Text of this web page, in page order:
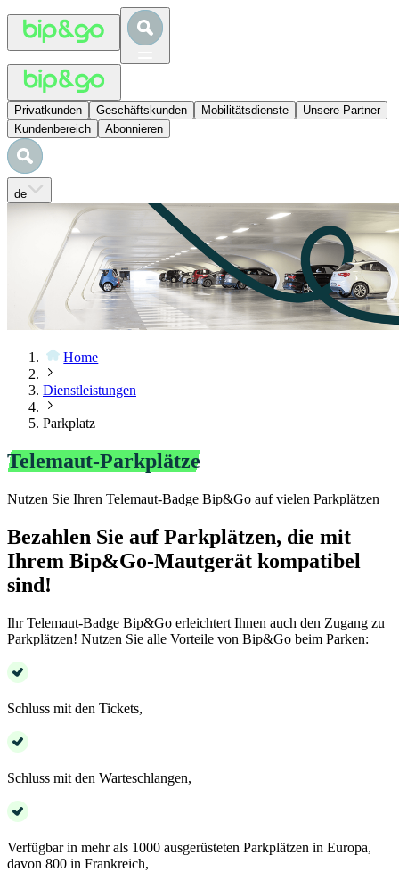
Privatkunden Geschäftskunden Mobilitätsdienste
Unsere Partner
Kundenbereich
Abonnieren
de
Home
Dienstleistungen
Parkplatz
Telemaut-Parkplätze
Nutzen Sie Ihren Telemaut-Badge Bip&Go auf vielen Parkplätzen
Bezahlen Sie auf Parkplätzen, die mit
Ihrem Bip&Go-Mautgerät kompatibel
sind!
Ihr Telemaut-Badge Bip&Go erleichtert Ihnen auch den Zugang zu
Parkplätzen! Nutzen Sie alle Vorteile von Bip&Go beim Parken:
Schluss mit den Tickets,
Schluss mit den Warteschlangen,
Verfügbar in mehr als 1000 ausgerüsteten Parkplätzen in Europa,
davon 800 in Frankreich,